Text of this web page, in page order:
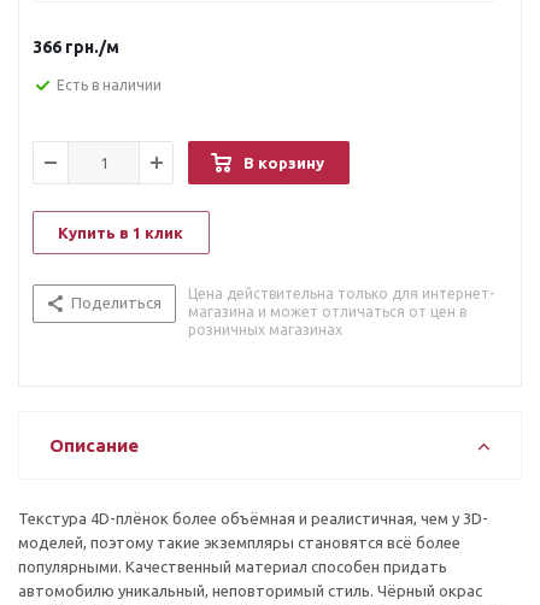
366 грн./м
Есть в наличии
В корзину
Купить в 1 клик
Поделиться
Цена действительна только для интернет-
магазина и может отличаться от цен в
розничных магазинах
Описание
Текстура 4D-плёнок более объёмная и реалистичная, чем у 3D-
моделей, поэтому такие экземпляры становятся всё более
популярными. Качественный материал способен придать
автомобилю уникальный, неповторимый стиль. Чёрный окрас